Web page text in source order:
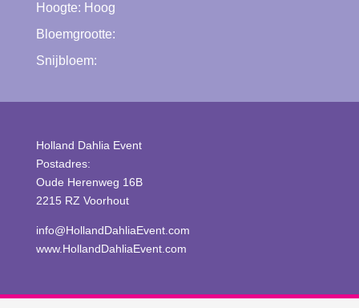
Hoogte: Hoog
Bloemgrootte:
Snijbloem:
Holland Dahlia Event
Postadres:
Oude Herenweg 16B
2215 RZ Voorhout
info@HollandDahliaEvent.com
www.HollandDahliaEvent.com